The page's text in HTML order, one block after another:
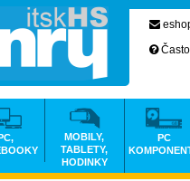
MOBILY,
TABLETY,
HODINKY
PC